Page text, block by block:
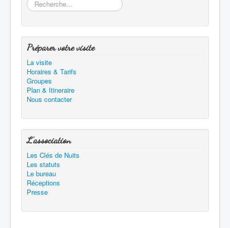
Préparer votre visite
La visite
Horaires & Tarifs
Groupes
Plan & Itineraire
Nous contacter
L'association
Les Clés de Nuits
Les statuts
Le bureau
Réceptions
Presse